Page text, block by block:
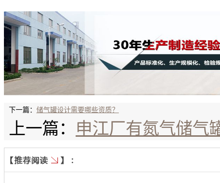
下一篇： 储气罐设计需要哪些资质？
上一篇： 申江厂有氮气储气